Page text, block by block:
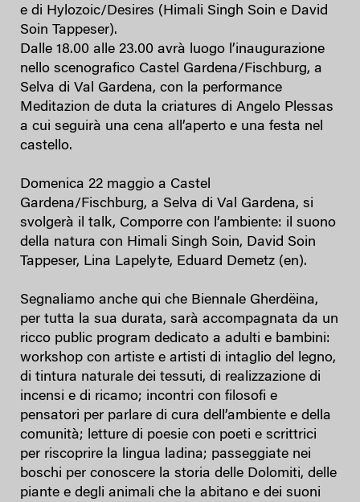
e di Hylozoic/Desires (Himali Singh Soin e David
Soin Tappeser).
Dalle 18.00 alle 23.00 avrà luogo l’inaugurazione
nello scenografico Castel Gardena/Fischburg, a
Selva di Val Gardena, con la performance
Meditazion de duta la criatures di Angelo Plessas
a cui seguirà una cena all’aperto e una festa nel
castello.
Domenica 22 maggio a Castel
Gardena/Fischburg, a Selva di Val Gardena, si
svolgerà il talk, Comporre con l’ambiente: il suono
della natura con Himali Singh Soin, David Soin
Tappeser, Lina Lapelyte, Eduard Demetz (en).
Segnaliamo anche qui che Biennale Gherdëina,
per tutta la sua durata, sarà accompagnata da un
ricco public program dedicato a adulti e bambini:
workshop con artiste e artisti di intaglio del legno,
di tintura naturale dei tessuti, di realizzazione di
incensi e di ricamo; incontri con filosofi e
pensatori per parlare di cura dell’ambiente e della
comunità; letture di poesie con poeti e scrittrici
per riscoprire la lingua ladina; passeggiate nei
boschi per conoscere la storia delle Dolomiti, delle
piante e degli animali che la abitano e dei suoni